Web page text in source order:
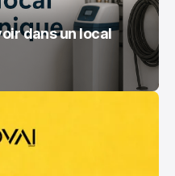
dans un local